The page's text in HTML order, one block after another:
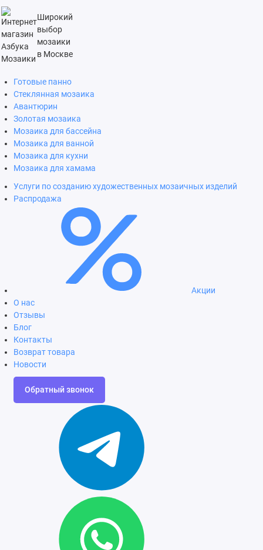
Широкий
выбор
мозаики
в Москве
Готовые панно
Стеклянная мозаика
Авантюрин
Золотая мозаика
Мозаика для бассейна
Мозаика для ванной
Мозаика для кухни
Мозаика для хамама
Услуги по созданию художественных мозаичных изделий
Распродажа
Акции
О нас
Отзывы
Блог
Контакты
Возврат товара
Новости
Обратный звонок